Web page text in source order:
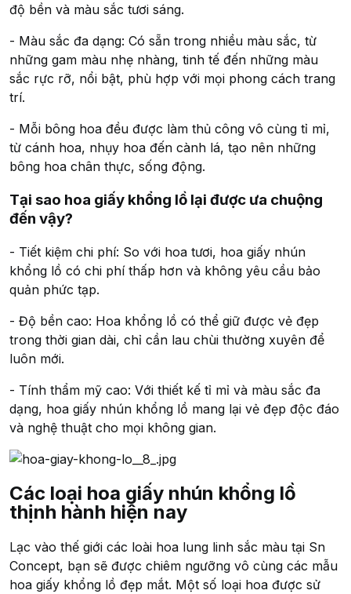
độ bền và màu sắc tươi sáng.
- Màu sắc đa dạng: Có sẵn trong nhiều màu sắc, từ
những gam màu nhẹ nhàng, tinh tế đến những màu
sắc rực rỡ, nổi bật, phù hợp với mọi phong cách trang
trí.
- Mỗi bông hoa đều được làm thủ công vô cùng tỉ mỉ,
từ cánh hoa, nhụy hoa đến cành lá, tạo nên những
bông hoa chân thực, sống động.
Tại sao hoa giấy khổng lồ lại được ưa chuộng
đến vậy?
- Tiết kiệm chi phí: So với hoa tươi, hoa giấy nhún
khổng lồ có chi phí thấp hơn và không yêu cầu bảo
quản phức tạp.
- Độ bền cao: Hoa khổng lồ có thể giữ được vẻ đẹp
trong thời gian dài, chỉ cần lau chùi thường xuyên để
luôn mới.
- Tính thẩm mỹ cao: Với thiết kế tỉ mỉ và màu sắc đa
dạng, hoa giấy nhún khổng lồ mang lại vẻ đẹp độc đáo
và nghệ thuật cho mọi không gian.
Các loại hoa giấy nhún khổng lồ
thịnh hành hiện nay
Lạc vào thế giới các loài hoa lung linh sắc màu tại Sn
Concept, bạn sẽ được chiêm ngưỡng vô cùng các mẫu
hoa giấy khổng lồ đẹp mắt. Một số loại hoa được sử